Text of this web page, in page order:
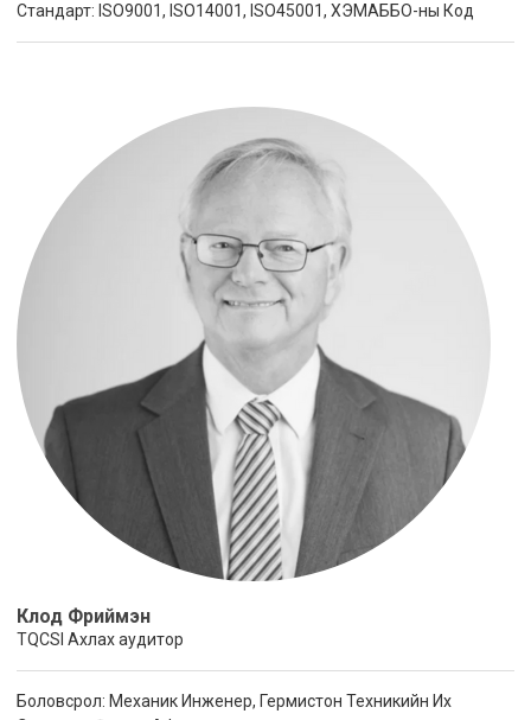
Стандарт: ISO9001, ISO14001, ISO45001, ХЭМАББО-ны Код
Клод Фриймэн
TQCSI Ахлах аудитор
Боловсрол: Механик Инженер, Гермистон Техникийн Их